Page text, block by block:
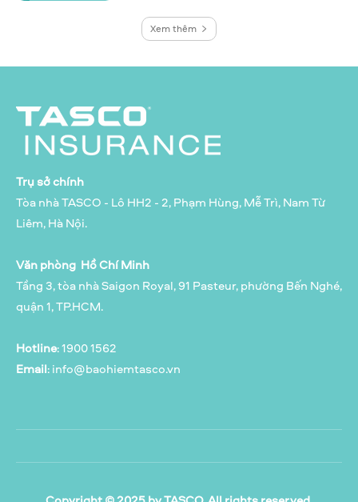
Xem thêm
Trụ sở chính
Tòa nhà TASCO - Lô HH2 - 2, Phạm Hùng, Mễ Trì, Nam Từ
Liêm, Hà Nội.
Văn phòng Hồ Chí Minh
Tầng 3, tòa nhà Saigon Royal, 91 Pasteur, phường Bến Nghé,
quận 1, TP.HCM.
Hotline: 1900 1562
Email:info@baohiemtasco.vn